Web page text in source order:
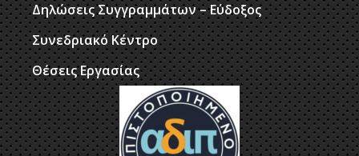
Δηλώσεις Συγγραμμάτων – Εύδοξος
Συνεδριακό Κέντρο
Θέσεις Εργασίας